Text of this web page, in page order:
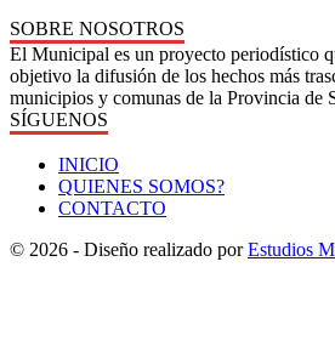
SOBRE NOSOTROS
El Municipal es un proyecto periodístico
objetivo la difusión de los hechos más
municipios y comunas de la Provincia de
SÍGUENOS
INICIO
QUIENES SOMOS?
CONTACTO
© 2026 - Diseño realizado porEstudios